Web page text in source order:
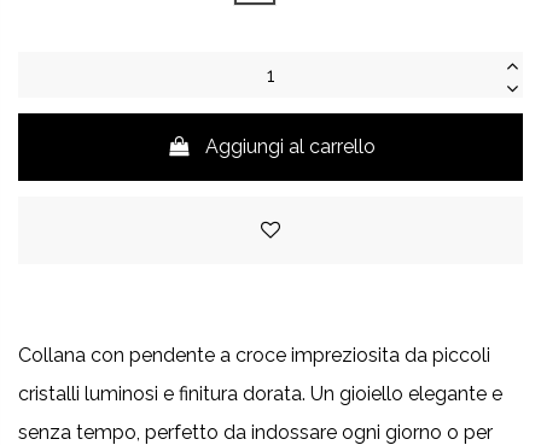
Aggiungi al carrello
Collana con pendente a croce impreziosita da piccoli
cristalli luminosi e finitura dorata. Un gioiello elegante e
senza tempo, perfetto da indossare ogni giorno o per